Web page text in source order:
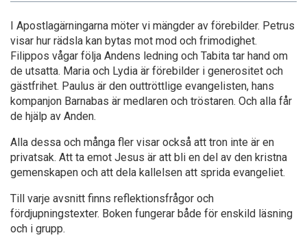
I Apostlagärningarna möter vi mängder av förebilder. Petrus
visar hur rädsla kan bytas mot mod och frimodighet.
Filippos vågar följa Andens ledning och Tabita tar hand om
de utsatta. Maria och Lydia är förebilder i generositet och
gästfrihet. Paulus är den outtröttlige evangelisten, hans
kompanjon Barnabas är medlaren och tröstaren. Och alla får
de hjälp av Anden.
Alla dessa och många fler visar också att tron inte är en
privatsak. Att ta emot Jesus är att bli en del av den kristna
gemenskapen och att dela kallelsen att sprida evangeliet.
Till varje avsnitt finns reflektionsfrågor och
fördjupningstexter. Boken fungerar både för enskild läsning
och i grupp.